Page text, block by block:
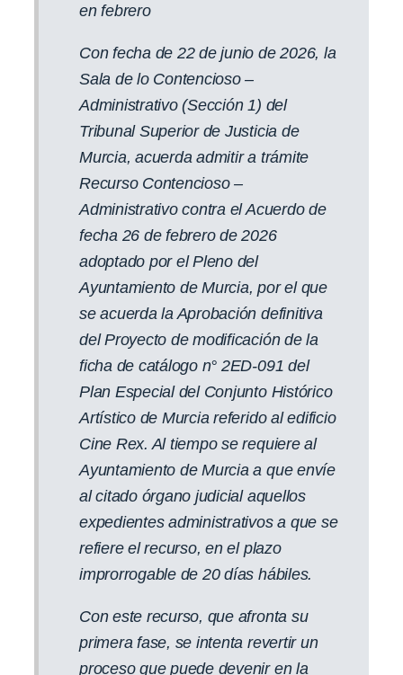
en febrero
Con fecha de 22 de junio de 2026, la
Sala de lo Contencioso –
Administrativo (Sección 1) del
Tribunal Superior de Justicia de
Murcia, acuerda admitir a trámite
Recurso Contencioso –
Administrativo contra el Acuerdo de
fecha 26 de febrero de 2026
adoptado por el Pleno del
Ayuntamiento de Murcia, por el que
se acuerda la Aprobación definitiva
del Proyecto de modificación de la
ficha de catálogo n° 2ED-091 del
Plan Especial del Conjunto Histórico
Artístico de Murcia referido al edificio
Cine Rex. Al tiempo se requiere al
Ayuntamiento de Murcia a que envíe
al citado órgano judicial aquellos
expedientes administrativos a que se
refiere el recurso, en el plazo
improrrogable de 20 días hábiles.
Con este recurso, que afronta su
primera fase, se intenta revertir un
proceso que puede devenir en la